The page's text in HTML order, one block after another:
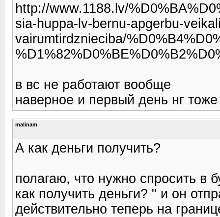
http://www.1188.lv/
sia-huppa-lv-bernu-apgerbu-
vairumtirdznieciba/
в вс не работают вообще
наверное и первый день нг тоже
malinam
А как деньги получить?
полагаю, что нужно спросить в
как получить деньги? " и он
действительно теперь на